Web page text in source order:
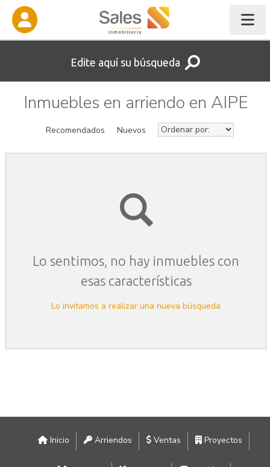
Edite aquí su búsqueda
Inmuebles en arriendo en AIPE
Recomendados Nuevos
Lo sentimos, no hay inmuebles con
esas características
Lo invitamos a realizar una nueva búsqueda
Inicio Arriendos Ventas Proyectos